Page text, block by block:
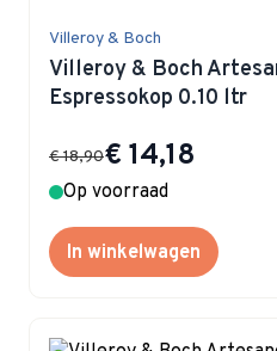
Villeroy & Boch
Villeroy & Boch
Espressokop 0.10 ltr
Special Price
€ 14,18
€ 18,90
Op voorraad
In winkelwagen